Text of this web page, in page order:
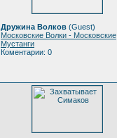
Дружина Волков (Guest)
Московские Волки - Московские
Мустанги
Коментарии: 0